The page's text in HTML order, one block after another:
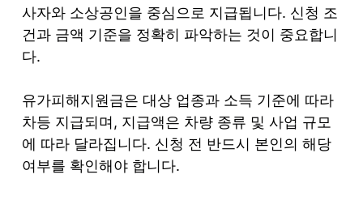
e
n
사자와 소상공인을 중심으로 지급됩니다. 신청 조
건과 금액 기준을 정확히 파악하는 것이 중요합니
다.
유가피해지원금은 대상 업종과 소득 기준에 따라
차등 지급되며, 지급액은 차량 종류 및 사업 규모
에 따라 달라집니다. 신청 전 반드시 본인의 해당
여부를 확인해야 합니다.